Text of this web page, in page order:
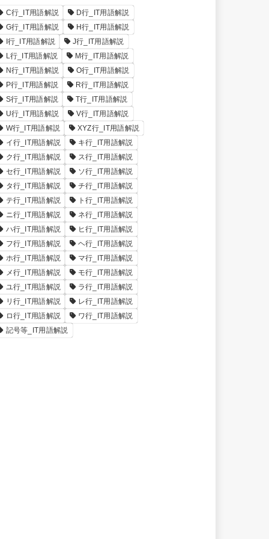
C行_IT用語解説
D行_IT用語解説
G行_IT用語解説
H行_IT用語解説
I行_IT用語解説
J行_IT用語解説
L行_IT用語解説
M行_IT用語解説
N行_IT用語解説
O行_IT用語解説
P行_IT用語解説
R行_IT用語解説
S行_IT用語解説
T行_IT用語解説
U行_IT用語解説
V行_IT用語解説
W行_IT用語解説
XYZ行_IT用語解説
イ行_IT用語解説
キ行_IT用語解説
ク行_IT用語解説
ス行_IT用語解説
セ行_IT用語解説
ソ行_IT用語解説
タ行_IT用語解説
チ行_IT用語解説
テ行_IT用語解説
ト行_IT用語解説
ニ行_IT用語解説
ネ行_IT用語解説
ハ行_IT用語解説
ヒ行_IT用語解説
フ行_IT用語解説
ヘ行_IT用語解説
ホ行_IT用語解説
マ行_IT用語解説
メ行_IT用語解説
モ行_IT用語解説
ユ行_IT用語解説
ラ行_IT用語解説
リ行_IT用語解説
レ行_IT用語解説
ロ行_IT用語解説
ワ行_IT用語解説
記号等_IT用語解説